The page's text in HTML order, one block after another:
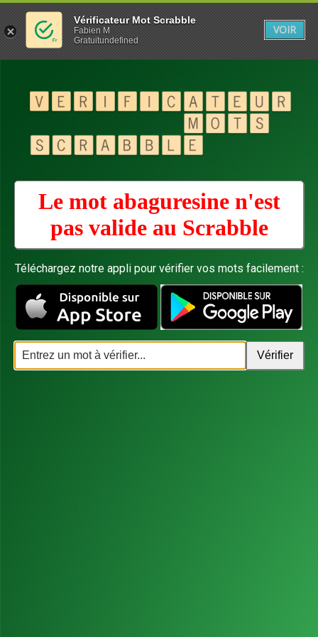
Le mot abaguresine n'est
pas valide au Scrabble
Téléchargez notre appli pour vérifier vos mots facilement :
Vérificateur Mot Scrabble
Fabien M
Gratuitundefined
VOIR